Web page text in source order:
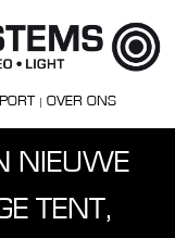
OVER ONS
NIEUWE
TENT,